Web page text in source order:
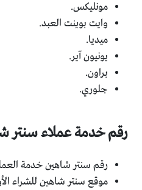
مونليكس.
وايت بوينت العبد.
ميديا.
يونيون آير.
براون.
جلوري.
رقم خدمة عملاء سنتر
رقم سنتر شاهين خدمة العملاء
موقع سنتر شاهين للشراء